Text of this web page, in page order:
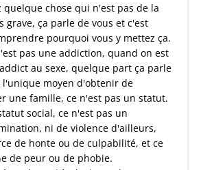
quelque chose qui n'est pas de la
grave, ça parle de vous et c'est
pourquoi vous y mettez ça.
pas une addiction, quand on est
au sexe, quelque part ça parle
l'unique moyen d'obtenir de
une famille, ce n'est pas un statut.
social, ce n'est pas un
ni de violence d'ailleurs,
de honte ou de culpabilité, et ce
de peur ou de phobie.